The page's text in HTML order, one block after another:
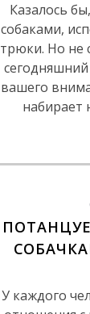
Казалось
собаками,
трюки. Но не
вашего
набирает
У каждого